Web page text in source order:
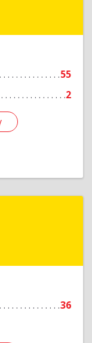
55
2
36
г, Юбилейный